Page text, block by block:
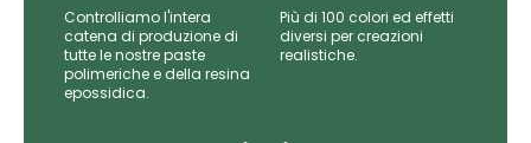
Controlliamo l'intera
catena di produzione di
tutte le nostre paste
polimeriche e della resina
epossidica.
Più di 100 colori ed effetti
diversi per creazioni
realistiche.